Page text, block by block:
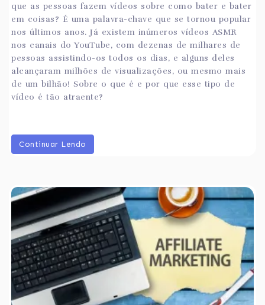
que as pessoas fazem vídeos sobre como bater e bater
em coisas? É uma palavra-chave que se tornou popular
nos últimos anos. Já existem inúmeros vídeos ASMR
nos canais do YouTube, com dezenas de milhares de
pessoas assistindo-os todos os dias, e alguns deles
alcançaram milhões de visualizações, ou mesmo mais
de um bilhão! Sobre o que é e por que esse tipo de
vídeo é tão atraente?
Continuar Lendo